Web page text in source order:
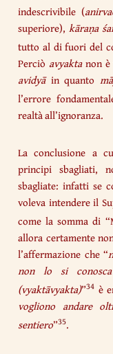
indescrivibile (
superiore),kāraṇa
tutto al di fuori del
Perciò avyaktanon
avidyā in quanto
l’errore
realtà all’ignoranza.
La conclusione a
principi sbagliati,
sbagliate: infatti se
voleva intendere il
come la somma di
allora certamente
l’affermazione che “
non lo si conosca
(vyaktāvyakta)”34 è
vogliono andare
sentiero”35.